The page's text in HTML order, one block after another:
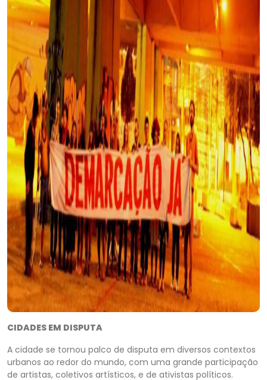
CIDADES EM DISPUTA
A cidade se tornou palco de disputa em diversos contextos
urbanos ao redor do mundo, com uma grande participação
de artistas, coletivos artísticos, e de ativistas políticos.